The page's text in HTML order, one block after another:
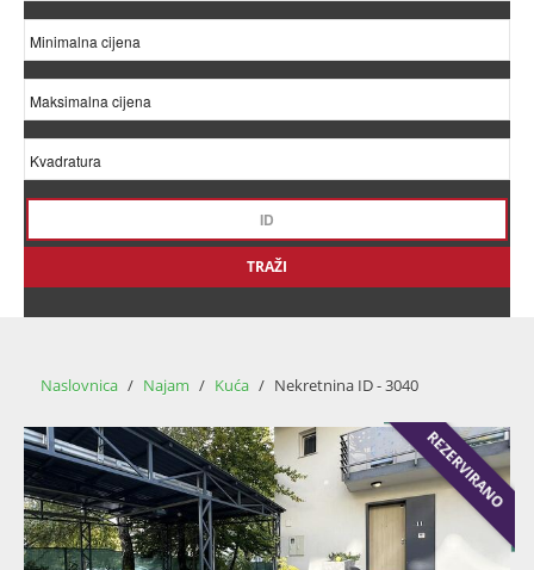
TRAŽI
Naslovnica / Najam / Kuća / Nekretnina ID - 3040
REZERVIRANO